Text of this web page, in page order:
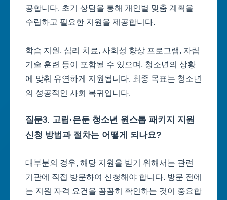
공합니다. 초기 상담을 통해 개인별 맞춤 계획을
수립하고 필요한 지원을 제공합니다.
학습 지원, 심리 치료, 사회성 향상 프로그램, 자립
기술 훈련 등이 포함될 수 있으며, 청소년의 상황
에 맞춰 유연하게 지원됩니다. 최종 목표는 청소년
의 성공적인 사회 복귀입니다.
질문3. 고립·은둔 청소년 원스톱 패키지 지원
신청 방법과 절차는 어떻게 되나요?
대부분의 경우, 해당 지원을 받기 위해서는 관련
기관에 직접 방문하여 신청해야 합니다. 방문 전에
는 지원 자격 요건을 꼼꼼히 확인하는 것이 중요합